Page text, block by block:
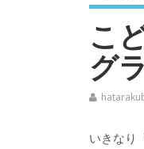
こ
グ
いきなり